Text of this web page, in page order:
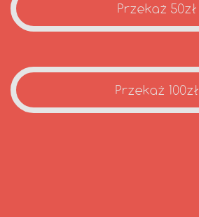
Przekaż 50zł
Przekaż 100zł